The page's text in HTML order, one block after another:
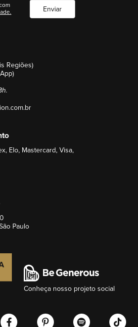
Regiões)
Elo, Mastercard, Visa,
Paulo
Enviar
Conheça nosso projeto social